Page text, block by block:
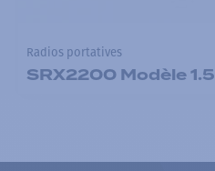
Radios portatives
SRX2200 Modèle 1.5